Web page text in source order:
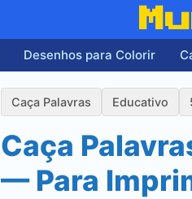
Desenhos para Colorir
Caça Palavras Educativo
Caça
— Para